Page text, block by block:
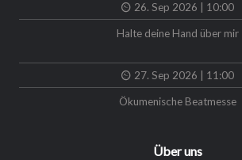
26. Sep 2026 | 10:00
Halte deine Hand über mir
27. Sep 2026 | 11:00
Ökumenische Beatmesse
Über uns